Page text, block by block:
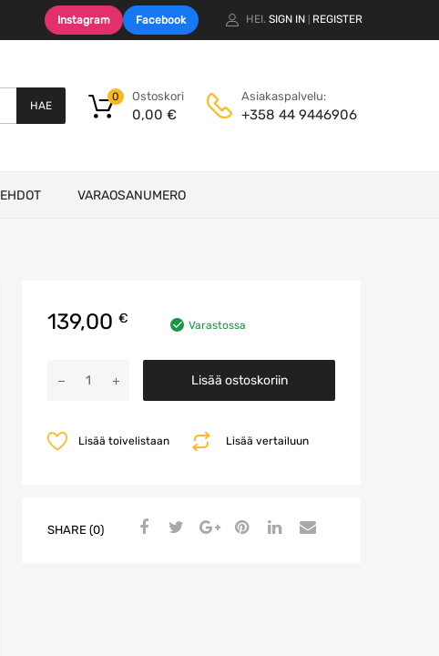
Instagram Facebook HEI. SIGN IN REGISTER
HAE
Ostoskori
0,00 €
0 Asiakaspalvelu:
+358 44 9446906
EHDOT VARAOSANUMERO
139,00 € Varastossa
ohjausyksikkö
Lisää ostoskoriin
Lisää vertailuun
Lisää toivelistaan
SHARE (0)